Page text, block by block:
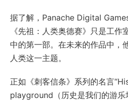
据了解，Panache Digital
《先祖：人类奥德赛》只是工作
中的第一部。在未来的作品中，
人类这一主题。
正如《刺客信条》系列的名言
playground（历史是我们的游乐